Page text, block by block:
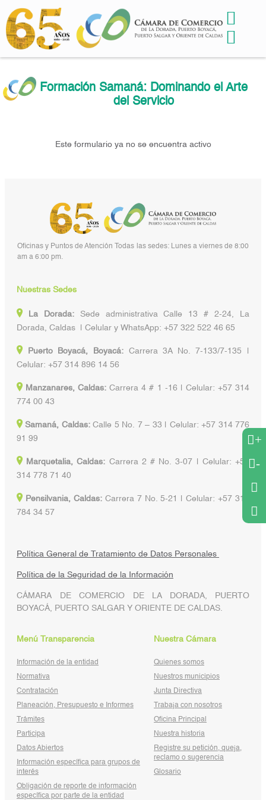
Formación Samaná: Dominando el Arte
del Servicio
Este formulario ya no se encuentra activo
+
-
Oficinas y Puntos de Atención Todas las sedes: Lunes a viernes de 8:00
am a 6:00 pm.
Nuestras Sedes
La Dorada:Sede administrativa Calle 13 # 2-24, La
Dorada, Caldas | Celular y WhatsApp: +57 322 522 46 65
Puerto Boyacá, Boyacá:Carrera 3A No. 7-133/7-135 |
Celular: +57 314 896 14 56
Manzanares, Caldas: Carrera 4 # 1 -16 | Celular: +57 314
774 00 43
Samaná, Caldas:Calle 5 No. 7 – 33 | Celular: +57 314 776
91 99
Marquetalia, Caldas: Carrera 2 # No. 3-07 | Celular: +57
314 778 71 40
Pensilvania, Caldas:Carrera 7 No. 5-21 | Celular: +57 314
784 34 57
Política General de Tratamiento de Datos Personales
Política de la Seguridad de la Información
CÁMARA DE COMERCIO DE LA DORADA, PUERTO
BOYACÁ, PUERTO SALGAR Y ORIENTE DE CALDAS.
Menú Transparencia
Información de la entidad
Normativa
Contratación
Planeación, Presupuesto e Informes
Trámites
Participa
Datos Abiertos
Información específica para grupos de
interés
Obligación de reporte de información
específica por parte de la entidad
Nuestra Cámara
Quienes somos
Nuestros municipios
Junta Directiva
Trabaja con nosotros
Oficina Principal
Nuestra historia
Registre su petición, queja,
reclamo o sugerencia
Glosario